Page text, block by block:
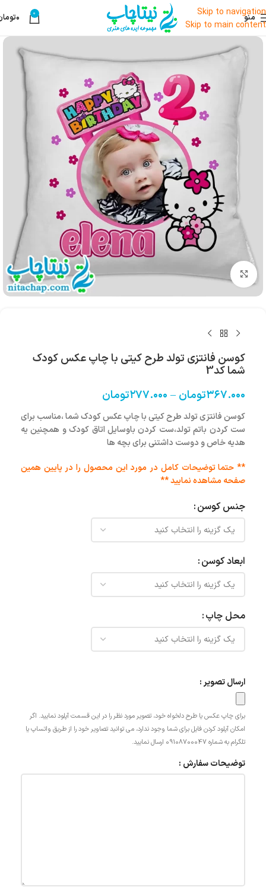
Skip to navigation
Skip to main content
منو 0 ۰
بزرگنمایی تصویر
کوسن فانتزی تولد طرح کیتی با چاپ عکس کودک
شما کد3
۳۶۷.۰۰۰تومان – ۲۷۷.۰۰۰تومان
کوسن فانتزی تولد طرح کیتی با چاپ عکس کودک شما ،مناسب برای
ست کردن باتم تولد،ست کردن باوسایل اتاق کودک و همچنین یه
هدیه خاص و دوست داشتنی برای بچه ها
** حتما توضیحات کامل در مورد این محصول را در پایین همین
صفحه مشاهده نمایید **
جنس کوسن
ابعاد کوسن
محل چاپ
ارسال تصویر :
برای چاپ عکس یا طرح دلخواه خود، تصویر مورد نظر را در این قسمت آپلود نمایید. اگر
امکان آپلود کردن فایل برای شما وجود ندارد، می توانید تصاویر خود را از طریق واتساپ یا
تلگرام به شماره 09108700047 ارسال نمایید.
توضیحات سفارش :